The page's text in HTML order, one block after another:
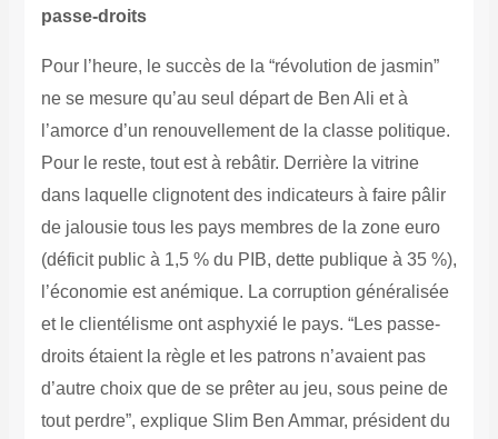
passe-droits
Pour l’heure, le succès de la “révolution de jasmin”
ne se mesure qu’au seul départ de Ben Ali et à
l’amorce d’un renouvellement de la classe politique.
Pour le reste, tout est à rebâtir. Derrière la vitrine
dans laquelle clignotent des indicateurs à faire pâlir
de jalousie tous les pays membres de la zone euro
(déficit public à 1,5 % du PIB, dette publique à 35 %),
l’économie est anémique. La corruption généralisée
et le clientélisme ont asphyxié le pays. “Les passe-
droits étaient la règle et les patrons n’avaient pas
d’autre choix que de se prêter au jeu, sous peine de
tout perdre”, explique Slim Ben Ammar, président du